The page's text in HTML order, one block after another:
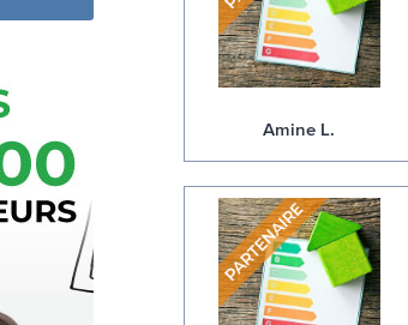
Amine L.